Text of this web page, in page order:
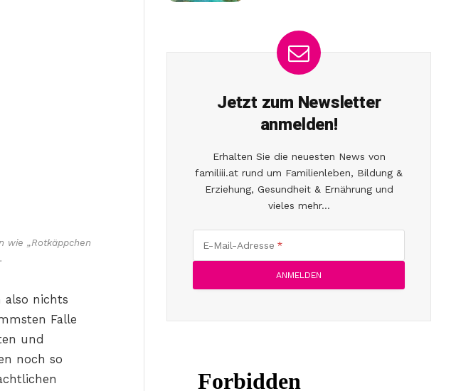
wie „Rotkäppchen
also nichts
Falle
und
noch so
Jetzt zum Newsletter
anmelden!
Erhalten Sie die neuesten News von
familiii.at rund um Familienleben, Bildung &
Erziehung, Gesundheit & Ernährung und
vieles mehr...
E-Mail-Adresse